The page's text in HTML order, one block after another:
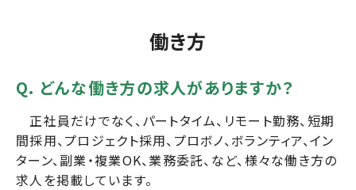
働き方
Q. どんな働き方の求人がありますか？
正社員だけでなく、パートタイム、リモート勤務、短期
間採用、プロジェクト採用、プロボノ、ボランティア、イン
ターン、副業・複業OK、業務委託、など、様々な働き方の
求人を掲載しています。